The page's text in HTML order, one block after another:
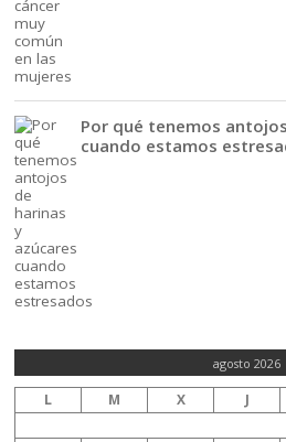
Por qué tenemos
cuando estamos
agosto 2026
L M X J